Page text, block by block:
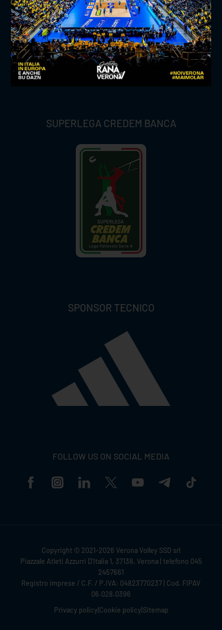
SUPERLEGA CREDEM BANCA
SPONSOR TECNICO
FOLLOW US ON SOCIAL MEDIA
Copyright © 2021-2026 Verona Volley SSD srl
Piazzale Atleti Azzurri D'Italia 1, 37138, Verona | telefono 045
2457661
Registro imprese / C.F. / P.IVA: 04823770237 | Cod. FIPAV
06.028.0396
Privacy policy Cookie policy Sitemap